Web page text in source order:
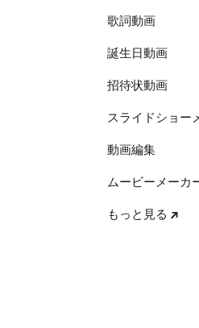
歌詞動画
誕生日動画
招待状動画
スライドショー
動画編集
ムービーメーカ
もっと見る